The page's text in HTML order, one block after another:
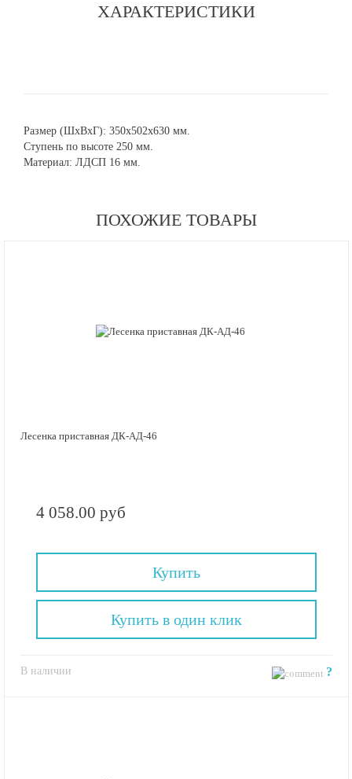
ХАРАКТЕРИСТИКИ
Размер (ШхВхГ): 350х502х630 мм.
Ступень по высоте 250 мм.
Материал: ЛДСП 16 мм.
ПОХОЖИЕ ТОВАРЫ
Лесенка приставная ДК-АД-46
4 058.00 руб
Купить
В наличии ?
Купить в один клик